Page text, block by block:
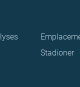
Stadioner